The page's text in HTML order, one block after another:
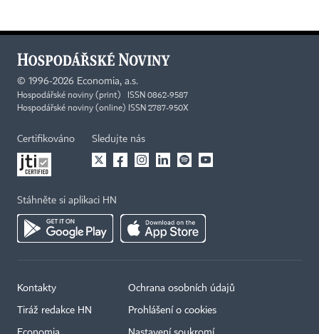
© 1996-2026 Economia, a.s.
Hospodářské noviny (print) ISSN 0862-9587
Hospodářské noviny (online) ISSN 2787-950X
Certifikováno Sledujte nás
Stáhněte si aplikaci HN
Kontakty
Tiráž redakce HN
Ochrana osobních údajů
Prohlášení o cookies